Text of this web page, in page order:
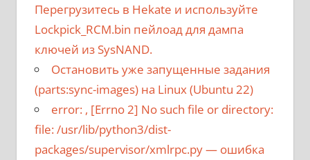
Перегрузитесь в Hekate и используйте
Lockpick_RCM.bin пейлоад для дампа
ключей из SysNAND.
Остановить уже запущенные задания
(parts:sync-images) на Linux (Ubuntu 22)
error: , [Errno 2] No such file or directory:
file: /usr/lib/python3/dist-
packages/supervisor/xmlrpc.py— ошибка